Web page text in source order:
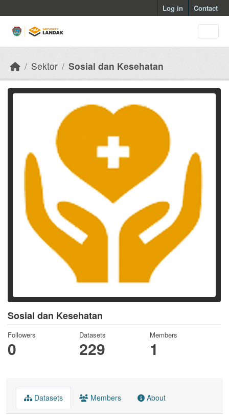
Log in Contact
Sektor Sosial dan Kesehatan
Sosial dan Kesehatan
Followers
0
Datasets
229
Members
1
Datasets Members About